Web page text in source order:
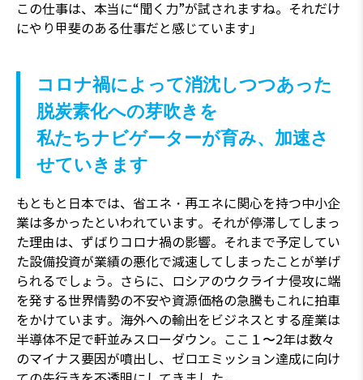
この仕事は、本当に“聞く力”が試されますね。それだけ
にやり甲斐のある仕事だと感じています」
コロナ禍によって消沈しつつあった
脱炭素化への芽吹きを
私たちナビゲーターが育み、加速さ
せていきます
もともと日本では、省エネ・再エネに関心を持つ中小企
業は多かったといわれています。それが停滞してしまっ
た理由は、ずばりコロナ禍の影響。それまで予定してい
た設備投資が業績の悪化で減速してしまったことが挙げ
られるでしょう。さらに、ロシアのウクライナ侵攻に端
を発する世界情勢の不安や資源価格の急騰もこれに拍車
をかけています。海外への輸出をビジネスとする産業は
半導体不足で軒並みスローダウン。ここ１〜2年は数々
のマイナス要因が噴出し、ゼロエミッション達成に向け